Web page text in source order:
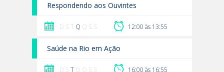
Respondendo aos Ouvintes
D S T Q Q S S 12:00 às 13:55
Saúde na Rio em Ação
D ST Q Q S S 16:00 às 16:55